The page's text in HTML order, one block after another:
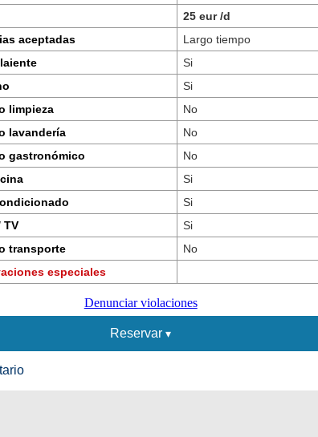
25 eur /d
aceptadas
Largo tiempo
Si
Si
limpieza
No
lavandería
No
gastronómico
No
Si
Si
TV
Si
transporte
No
especiales
Denunciar violaciones
Reservar